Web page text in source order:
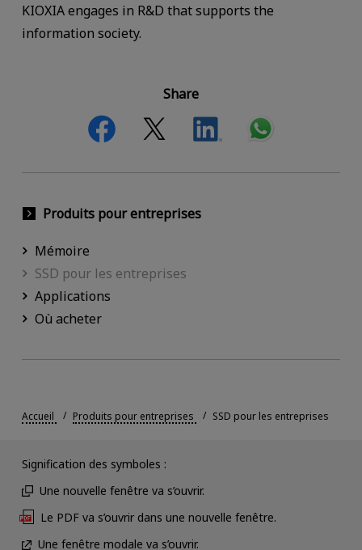
KIOXIA engages in R&D that supports the
information society.
Share
Produits pour entreprises
Mémoire
SSD pour les entreprises
Applications
Où acheter
Accueil Produits pour entreprises SSD pour les entreprises
Signification des symboles :
Une nouvelle fenêtre va s’ouvrir.
Le PDF va s’ouvrir dans une nouvelle fenêtre.
Une fenêtre modale va s’ouvrir.